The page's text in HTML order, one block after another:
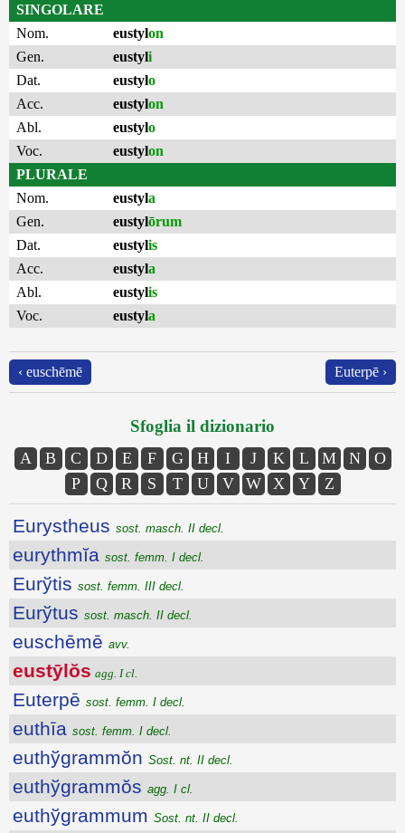
SINGOLARE
Nom.
eustylon
Gen.
eustyli
Dat.
eustylo
Acc.
eustylon
Abl.
eustylo
Voc.
eustylon
PLURALE
Nom.
eustyla
Gen.
eustylōrum
Dat.
eustylis
Acc.
eustyla
Abl.
eustylis
Voc.
eustyla
‹ euschēmē Euterpē ›
Sfoglia il dizionario
A B C D E F G H I J K L M N
O
P
Q R S T U V W X Y Z
Eurystheus sost. masch. II decl.
eurythmĭa sost. femm. I decl.
Eurўtis sost. femm. III decl.
Eurўtus sost. masch. II decl.
euschēmē avv.
eustȳlŏs agg. I cl.
Euterpē sost. femm. I decl.
euthīa sost. femm. I decl.
euthўgrammŏn Sost. nt. II decl.
euthўgrammŏs agg. I cl.
euthўgrammum Sost. nt. II decl.